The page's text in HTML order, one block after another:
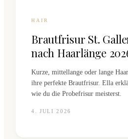
HAIR
Brautfrisur St.
nach Haarlänge
Kurze, mittellange oder lange
ihre perfekte Brautfrisur. Ella
wie du die Probefrisur meisterst.
4. JULI 2026